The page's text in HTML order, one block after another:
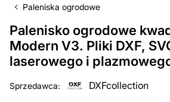
Paleniska ogrodowe
Palenisko ogrodowe
Modern V3. Pliki DXF,
laserowego i
Sprzedawca: DXFcollection